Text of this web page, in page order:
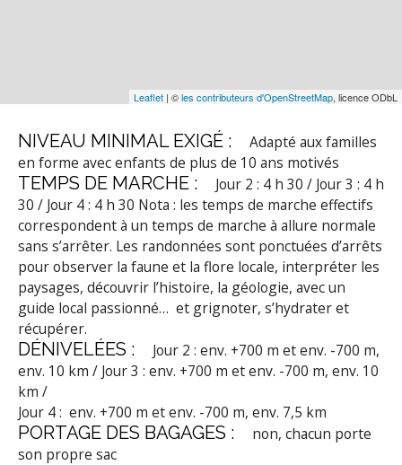
Leaflet | ©les contributeurs d'OpenStreetMap, licence ODbL
NIVEAU MINIMAL EXIGÉ :
Adapté aux familles
en forme avec enfants de plus de 10 ans motivés
TEMPS DE MARCHE :
Jour 2 : 4 h 30 / Jour 3 : 4 h
30 / Jour 4 : 4 h 30 Nota : les temps de marche effectifs
correspondent à un temps de marche à allure normale
sans s’arrêter. Les randonnées sont ponctuées d’arrêts
pour observer la faune et la flore locale, interpréter les
paysages, découvrir l’histoire, la géologie, avec un
guide local passionné… et grignoter, s’hydrater et
récupérer.
DÉNIVELÉES :
Jour 2 : env. +700 m et env. -700 m,
env. 10 km / Jour 3 : env. +700 m et env. -700 m, env. 10
km /
Jour 4 : env. +700 m et env. -700 m, env. 7,5 km
PORTAGE DES BAGAGES :
non, chacun porte
son propre sac